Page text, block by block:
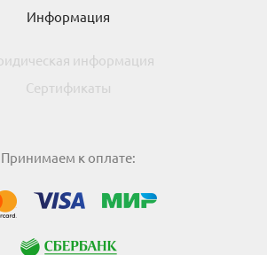
Информация
информация
Сертификаты
Принимаем к оплате: